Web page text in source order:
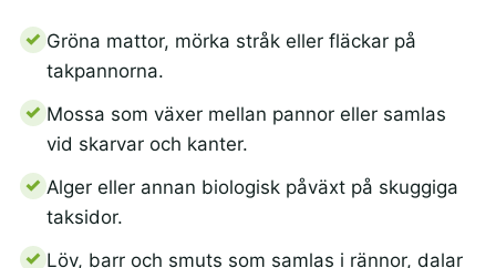
Gröna mattor, mörka stråk eller fläckar på
takpannorna.
Mossa som växer mellan pannor eller samlas
vid skarvar och kanter.
Alger eller annan biologisk påväxt på skuggiga
taksidor.
Löv, barr och smuts som samlas i rännor, dalar